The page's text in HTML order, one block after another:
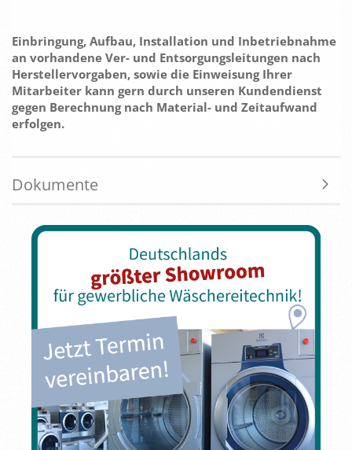
Einbringung, Aufbau, Installation und Inbetriebnahme
an vorhandene Ver- und Entsorgungsleitungen nach
Herstellervorgaben, sowie die Einweisung Ihrer
Mitarbeiter kann gern durch unseren Kundendienst
gegen Berechnung nach Material- und Zeitaufwand
erfolgen.
Dokumente